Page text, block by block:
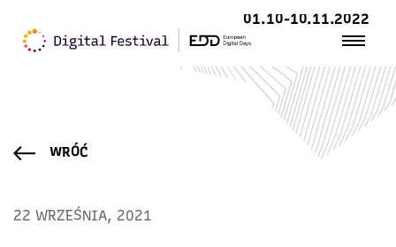
01.10-10.11.2022
WRÓĆ
22 WRZEŚNIA, 2021